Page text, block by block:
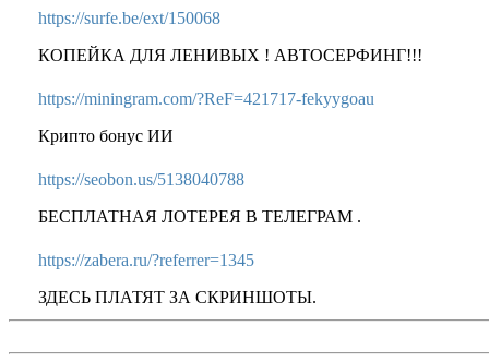
https://surfe.be/ext/150068
КОПЕЙКА ДЛЯ ЛЕНИВЫХ ! АВТОСЕРФИНГ!!!
https://miningram.com/?ReF=421717-fekyygoau
Крипто бонус ИИ
https://seobon.us/5138040788
БЕСПЛАТНАЯ ЛОТЕРЕЯ В ТЕЛЕГРАМ .
https://zabera.ru/?referrer=1345
ЗДЕСЬ ПЛАТЯТ ЗА СКРИНШОТЫ.